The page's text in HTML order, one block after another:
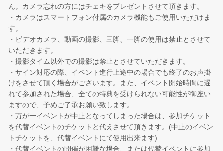
ん。カメラ忘れの方にはチェキをプレゼントさせて頂きます。
・カメラはスマートフォン付属のカメラ機能もご使用いただけま
す。
・ビデオカメラ、動画の撮影、三脚、一脚の使用は禁止とさせて
いただきます。
・撮影タイム以外での撮影は禁止とさせていただきます。
・サイン対応の際、イベント進行上途中の場合でも終了のお声掛
けをさせて頂く場合がございます。また、イベント開始時間に遅
れて参加された場合、全ての特典を受けられない可能性が御座い
ますので、予めご了承お願い致します。
・万が一イベントが中止となってしまった場合は、参加チケット
を代替イベントのチケットと代えさせて頂きます。(中止のイベン
トチケットを、代替イベントにて使用出来ます)
・代替イベントの開催が困難な場合、または代替イベントに参加